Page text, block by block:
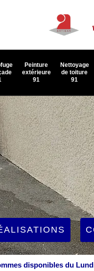
Peinture
extérieure
91
Nettoyage
de toiture
91
disponibles du